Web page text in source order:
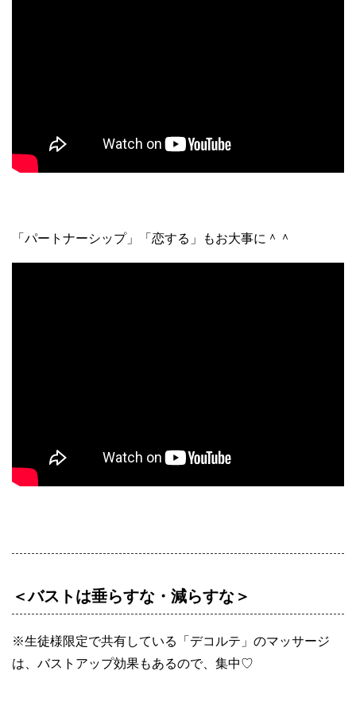
「パートナーシップ」「恋する」もお大事に＾＾
＜バストは垂らすな・減らすな＞
※生徒様限定で共有している「デコルテ」のマッサージ
は、バストアップ効果もあるので、集中♡